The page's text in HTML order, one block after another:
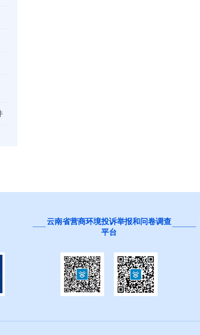
云南省营商环境投诉举报和问卷调查
平台